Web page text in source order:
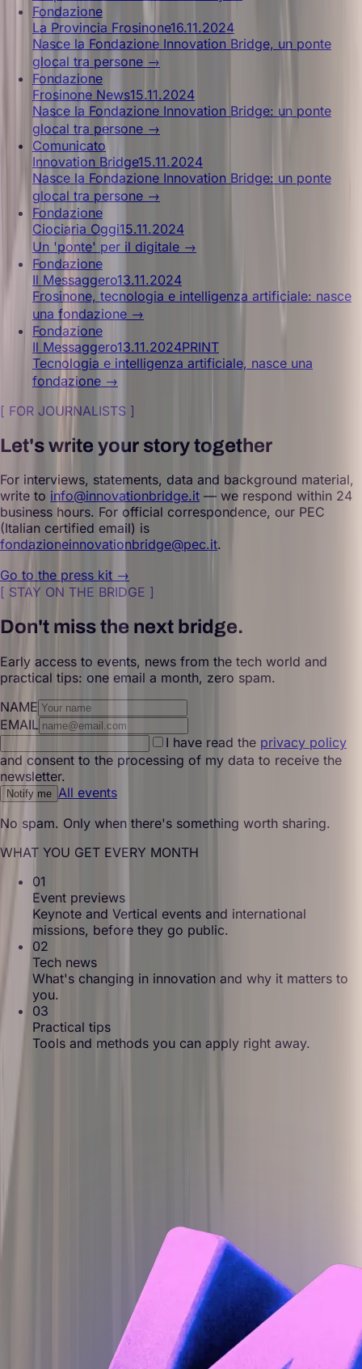
Fondazione
La Provincia Frosinone16.11.2024
Nasce la Fondazione Innovation Bridge, un ponte
glocal tra persone →
Fondazione
Frosinone News15.11.2024
Nasce la Fondazione Innovation Bridge: un ponte
glocal tra persone →
Comunicato
Innovation Bridge15.11.2024
Nasce la Fondazione Innovation Bridge: un ponte
glocal tra persone →
Fondazione
Ciociaria Oggi15.11.2024
Un 'ponte' per il digitale →
Fondazione
Il Messaggero13.11.2024
Frosinone, tecnologia e intelligenza artificiale: nasce
una fondazione →
Fondazione
Il Messaggero13.11.2024PRINT
Tecnologia e intelligenza artificiale, nasce una
fondazione →
[ FOR JOURNALISTS ]
Let's write your story together
For interviews, statements, data and background material,
write to info@innovationbridge.it — we respond within 24
business hours. For official correspondence, our PEC
(Italian certified email) is
fondazioneinnovationbridge@pec.it.
Go to the press kit →
[ STAY ON THE BRIDGE ]
Don't miss the next bridge.
Early access to events, news from the tech world and
practical tips: one email a month, zero spam.
NAME
EMAIL
I have read the privacy policy
and consent to the processing of my data to receive the
newsletter.
Notify me All events
No spam. Only when there's something worth sharing.
WHAT YOU GET EVERY MONTH
01
Event previews
Keynote and Vertical events and international
missions, before they go public.
02
Tech news
What's changing in innovation and why it matters to
you.
03
Practical tips
Tools and methods you can apply right away.